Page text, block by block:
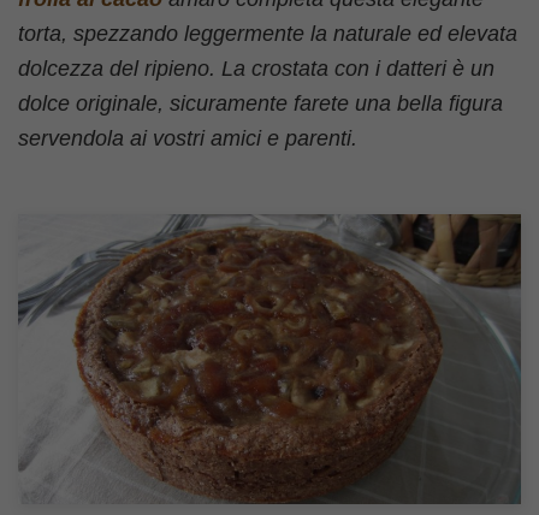
torta, spezzando leggermente la naturale ed elevata
dolcezza del ripieno. La crostata con i datteri è un
dolce originale, sicuramente farete una bella figura
servendola ai vostri amici e parenti.